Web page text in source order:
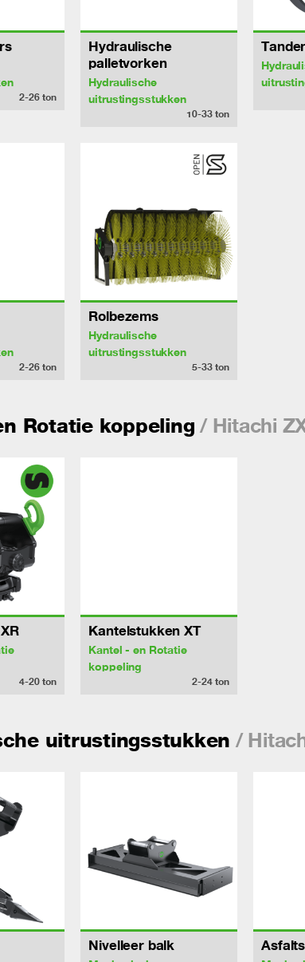
2-26ton
Hydraulische
palletvorken
Hydraulische
uitrustingsstukken
10-33ton
2-26ton
Rolbezems
Hydraulische
uitrustingsstukken
5-33ton
Rotatie koppeling / Hitachi
4-20ton
Kantelstukken XT
Kantel - en Rotatie
koppeling
2-24ton
uitrustingsstukken /
Nivelleer balk